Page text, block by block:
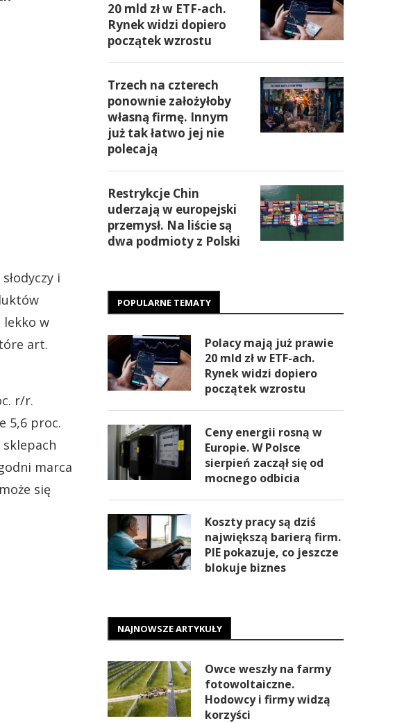
i
lekko w
art.
r/r.
5,6 proc.
marca
się
20 mld zł w ETF-ach.
Rynek widzi dopiero
początek wzrostu
Trzech na czterech
ponownie założyłoby
własną firmę. Innym
już tak łatwo jej nie
polecają
Restrykcje Chin
uderzają w europejski
przemysł. Na liście są
dwa podmioty z Polski
POPULARNE TEMATY
Polacy mają już prawie
20 mld zł w ETF-ach.
Rynek widzi dopiero
początek wzrostu
Ceny energii rosną w
Europie. W Polsce
sierpień zaczął się od
mocnego odbicia
Koszty pracy są dziś
największą barierą firm.
PIE pokazuje, co jeszcze
blokuje biznes
NAJNOWSZE ARTYKUŁY
Owce weszły na farmy
fotowoltaiczne.
Hodowcy i firmy widzą
korzyści